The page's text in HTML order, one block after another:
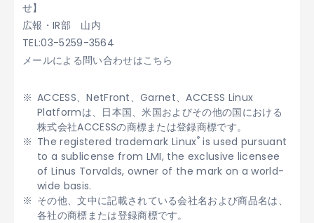
せ】
広報・IR部 山内
TEL:03-5259-3564
メールによる問い合わせはこちら
ACCESS、NetFront、Garnet、ACCESS Linux
Platformは、日本国、米国およびその他の国における
株式会社ACCESSの商標または登録商標です。
The registered trademark Linux®is used pursuant
to a sublicense from LMI, the exclusive licensee
of Linus Torvalds, owner of the mark on a world-
wide basis.
その他、文中に記載されている会社名および商品名は、
各社の商標または登録商標です。